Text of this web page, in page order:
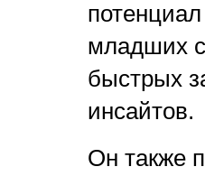
младших
быстрых
инсайтов.
Он также